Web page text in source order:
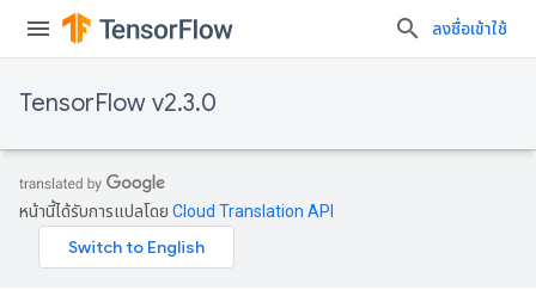
ลงชื่อเข้าใช้
TensorFlow v2.3.0
หน้านี้ได้รับการแปลโดย Cloud Translation API